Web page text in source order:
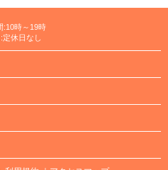
:10時～19時
定休日なし